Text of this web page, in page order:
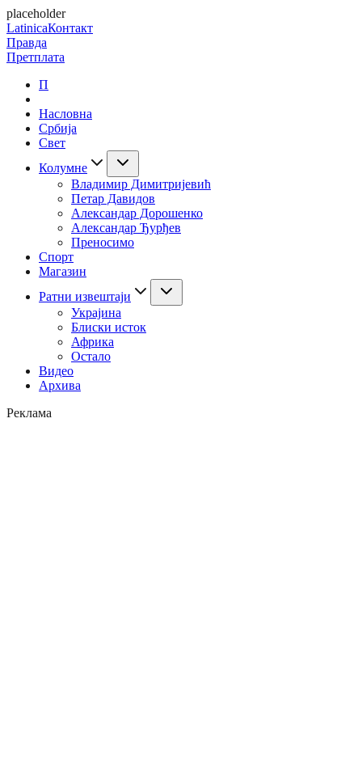
placeholder
LatinicaКонтакт
Правда
Претплата
П
Насловна
Србија
Свет
Колумне
Владимир Димитријевић
Петар Давидов
Александар Дорошенко
Александар Ђурђев
Преносимо
Спорт
Магазин
Ратни извештаји
Украјина
Блиски исток
Африка
Остало
Видео
Архива
Реклама